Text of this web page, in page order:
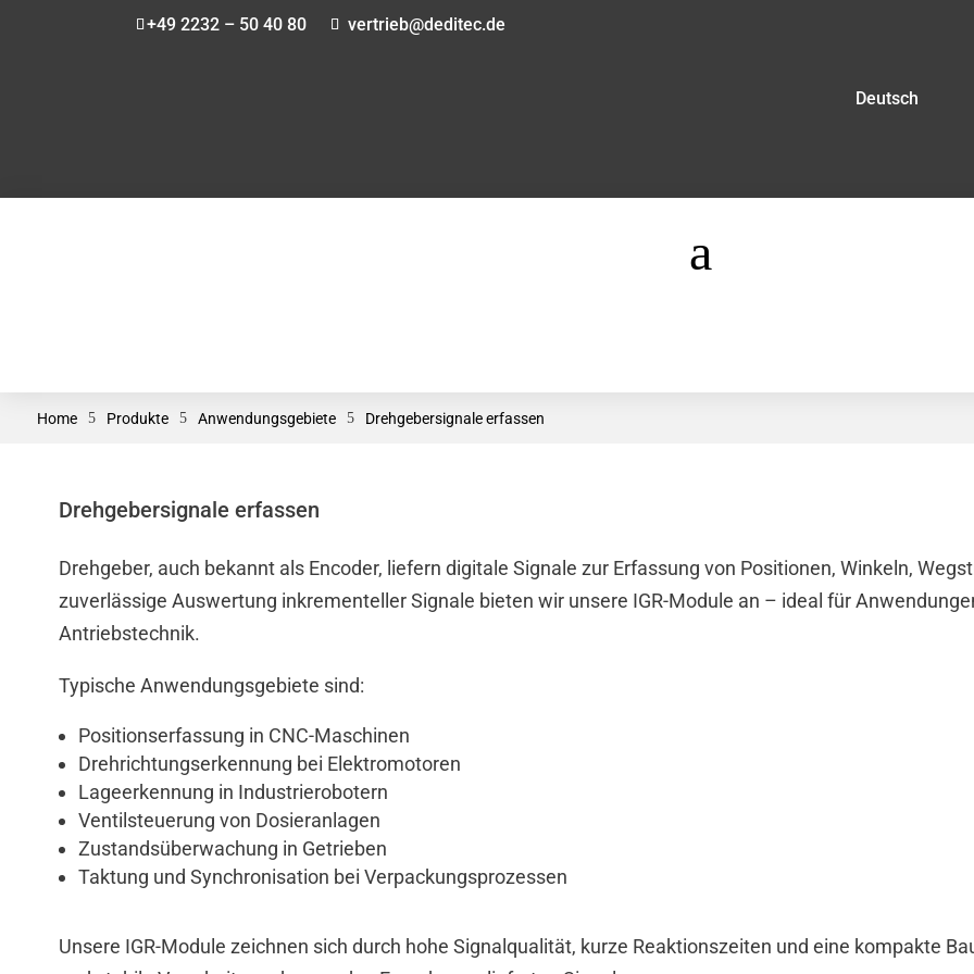
+49 2232 – 50 40 80 vertrieb@deditec.de
Deutsch
a
Home 5 Produkte 5 Anwendungsgebiete 5 Drehgebersignale erfassen
Drehgebersignale erfassen
Drehgeber, auch bekannt als Encoder, liefern digitale Signale zur Erfassung von Positionen, Winkeln,
zuverlässige Auswertung inkrementeller Signale bieten wir unsere IGR-Module an – ideal für
Antriebstechnik.
Typische Anwendungsgebiete sind:
Positionserfassung in CNC-Maschinen
Drehrichtungserkennung bei Elektromotoren
Lageerkennung in Industrierobotern
Ventilsteuerung von Dosieranlagen
Zustandsüberwachung in Getrieben
Taktung und Synchronisation bei Verpackungsprozessen
Unsere IGR-Module zeichnen sich durch hohe Signalqualität, kurze Reaktionszeiten und eine kompakte